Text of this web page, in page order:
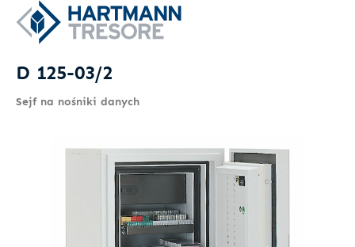
D 125-03/2
Sejf na nośniki danych